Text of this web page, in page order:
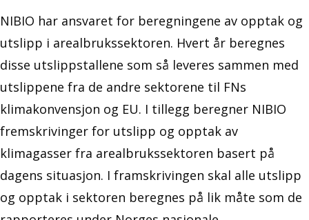
NIBIO har ansvaret for beregningene av opptak og
utslipp i arealbrukssektoren. Hvert år beregnes
disse utslippstallene som så leveres sammen med
utslippene fra de andre sektorene til FNs
klimakonvensjon og EU. I tillegg beregner NIBIO
fremskrivinger for utslipp og opptak av
klimagasser fra arealbrukssektoren basert på
dagens situasjon. I framskrivingen skal alle utslipp
og opptak i sektoren beregnes på lik måte som de